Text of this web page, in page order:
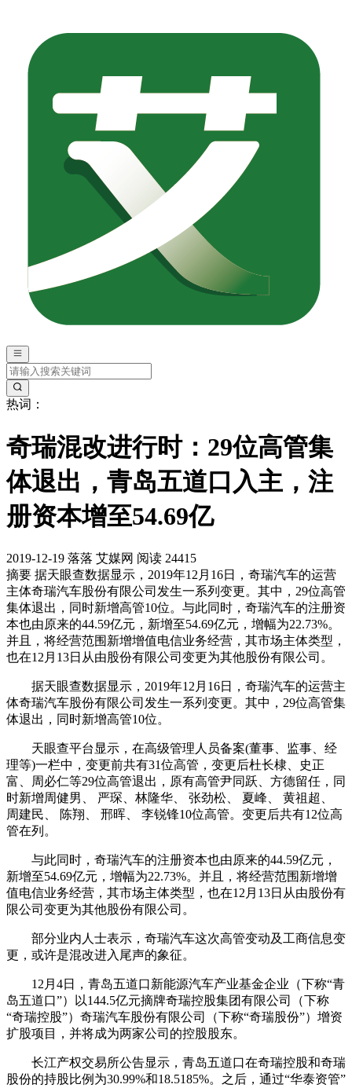
热词：
奇瑞混改进行时：29位高管集
体退出，青岛五道口入主，注
册资本增至54.69亿
2019-12-19 落落 艾媒网 阅读 24415
摘要 据天眼查数据显示，2019年12月16日，奇瑞汽车的运营
主体奇瑞汽车股份有限公司发生一系列变更。其中，29位高管
集体退出，同时新增高管10位。与此同时，奇瑞汽车的注册资
本也由原来的44.59亿元，新增至54.69亿元，增幅为22.73%。
并且，将经营范围新增增值电信业务经营，其市场主体类型，
也在12月13日从由股份有限公司变更为其他股份有限公司。
据天眼查数据显示，2019年12月16日，奇瑞汽车的运营主
体奇瑞汽车股份有限公司发生一系列变更。其中，29位高管集
体退出，同时新增高管10位。
天眼查平台显示，在高级管理人员备案(董事、监事、经
理等)一栏中，变更前共有31位高管，变更后杜长棣、史正
富、周必仁等29位高管退出，原有高管尹同跃、方德留任，同
时新增周健男、 严琛、林隆华、 张劲松、 夏峰、 黄祖超、
周建民、 陈翔、 邢晖、 李锐锋10位高管。变更后共有12位高
管在列。
与此同时，奇瑞汽车的注册资本也由原来的44.59亿元，
新增至54.69亿元，增幅为22.73%。并且，将经营范围新增增
值电信业务经营，其市场主体类型，也在12月13日从由股份有
限公司变更为其他股份有限公司。
部分业内人士表示，奇瑞汽车这次高管变动及工商信息变
更，或许是混改进入尾声的象征。
12月4日，青岛五道口新能源汽车产业基金企业（下称“青
岛五道口”）以144.5亿元摘牌奇瑞控股集团有限公司（下称
“奇瑞控股”）奇瑞汽车股份有限公司（下称“奇瑞股份”）增资
扩股项目，并将成为两家公司的控股股东。
长江产权交易所公告显示，青岛五道口在奇瑞控股和奇瑞
股份的持股比例为30.99%和18.5185%。之后，通过“华泰资管”